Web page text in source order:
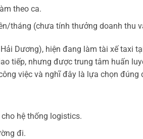
theo ca.
tháng (chưa tính thưởng doanh thu
Dương), hiện đang làm tài xế taxi
tiếp, nhưng được trung tâm huấn
việc và nghĩ đây là lựa chọn đúng
hệ thống logistics.
đi.